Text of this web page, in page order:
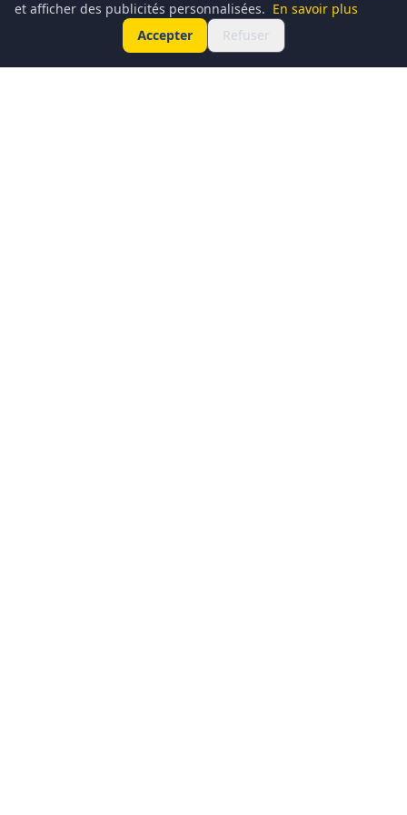
et afficher des publicités personnalisées. En savoir plus
Accepter
Refuser